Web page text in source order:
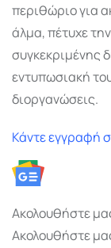
περιθώριο για
άλμα, πέτυχε
συγκεκριμένης
εντυπωσιακή
διοργανώσεις.
Κάντε εγγραφή
Ακολουθήστε
Ακολουθήστε